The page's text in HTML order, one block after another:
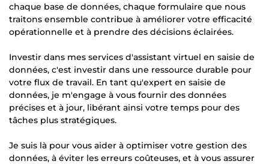
chaque base de données, chaque formulaire que nous
traitons ensemble contribue à améliorer votre efficacité
opérationnelle et à prendre des décisions éclairées.
Investir dans mes services d'assistant virtuel en saisie de
données, c'est investir dans une ressource durable pour
votre flux de travail. En tant qu'expert en saisie de
données, je m'engage à vous fournir des données
précises et à jour, libérant ainsi votre temps pour des
tâches plus stratégiques.
Je suis là pour vous aider à optimiser votre gestion des
données, à éviter les erreurs coûteuses, et à vous assurer